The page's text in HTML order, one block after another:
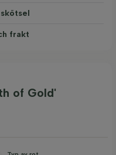
frakt
of Gold'